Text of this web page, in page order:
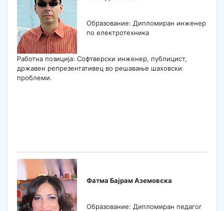
Образование: Дипломиран инженер
по електротехника
Работна позиција: Софтверски инженер, публицист,
државен репрезентативец во решавање шаховски
проблеми.
Фатма Бајрам Aземовска
Образование: Дипломиран педагог